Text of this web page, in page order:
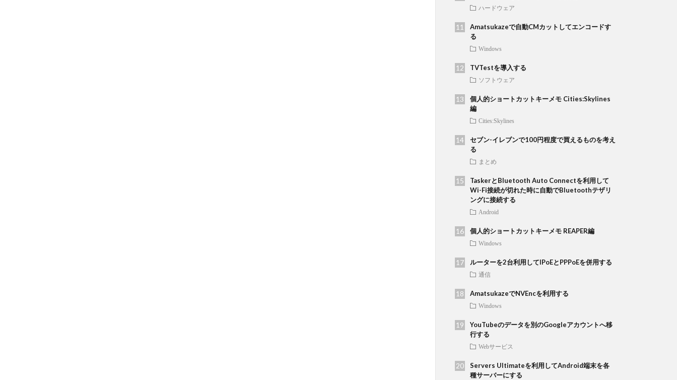
ハードウェア
Amatsukazeで自動CMカットしてエンコードす
る
Windows
TVTestを導入する
ソフトウェア
個人的ショートカットキーメモ Cities:Skylines
編
Cities:Skylines
セブン-イレブンで100円程度で買えるものを考え
る
まとめ
TaskerとBluetooth Auto Connectを利用して
Wi-Fi接続が切れた時に自動でBluetoothテザリ
ングに接続する
Android
個人的ショートカットキーメモ REAPER編
Windows
ルーターを2台利用してIPoEとPPPoEを併用する
通信
AmatsukazeでNVEncを利用する
Windows
YouTubeのデータを別のGoogleアカウントへ移
行する
Webサービス
Servers Ultimateを利用してAndroid端末を各
種サーバーにする